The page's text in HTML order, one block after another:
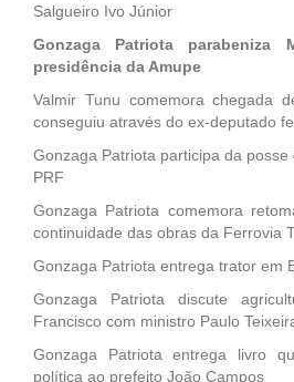
Salgueiro Ivo Júnior
Gonzaga Patriota parabeniza
presidência da Amupe
Valmir Tunu comemora chegada
conseguiu através do ex-deputado
Gonzaga Patriota participa da
PRF
Gonzaga Patriota comemora
continuidade das obras da Ferrovia
Gonzaga Patriota entrega trator em
Gonzaga Patriota discute
Francisco com ministro Paulo
Gonzaga Patriota entrega livro
política ao prefeito João Campos